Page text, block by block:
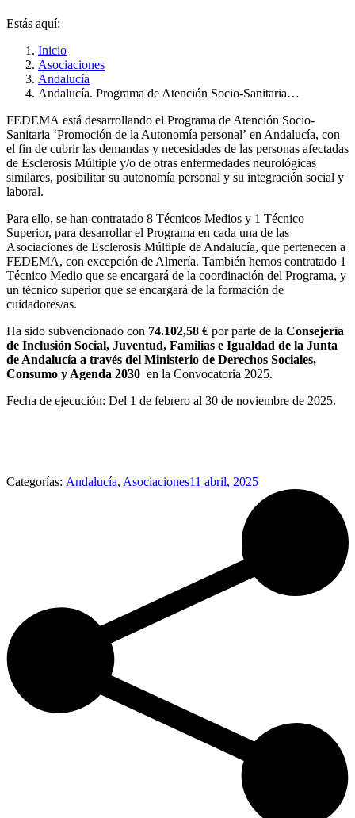
Estás aquí:
Inicio
Asociaciones
Andalucía
Andalucía. Programa de Atención Socio-Sanitaria…
FEDEMA está desarrollando el Programa de Atención Socio-
Sanitaria ‘Promoción de la Autonomía personal’ en Andalucía, con
el fin de cubrir las demandas y necesidades de las personas afectadas
de Esclerosis Múltiple y/o de otras enfermedades neurológicas
similares, posibilitar su autonomía personal y su integración social y
laboral.
Para ello, se han contratado 8 Técnicos Medios y 1 Técnico
Superior, para desarrollar el Programa en cada una de las
Asociaciones de Esclerosis Múltiple de Andalucía, que pertenecen a
FEDEMA, con excepción de Almería. También hemos contratado 1
Técnico Medio que se encargará de la coordinación del Programa, y
un técnico superior que se encargará de la formación de
cuidadores/as.
Ha sido subvencionado con 74.102,58 € por parte de la Consejería
de Inclusión Social, Juventud, Familias e Igualdad de la Junta
de Andalucía a través del Ministerio de Derechos Sociales,
Consumo y Agenda 2030 en la Convocatoria 2025.
Fecha de ejecución: Del 1 de febrero al 30 de noviembre de 2025.
Categorías: Andalucía, Asociaciones11 abril, 2025